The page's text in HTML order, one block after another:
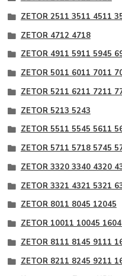
ZETOR 2511 3511 4511
ZETOR 4712 4718
ZETOR 4911 5911 5945
ZETOR 5011 6011 7011
ZETOR 5211 6211 7211
ZETOR 5213 5243
ZETOR 5511 5545 5611
ZETOR 5711 5718 5745
ZETOR 3320 3340 4320
ZETOR 3321 4321 5321
ZETOR 8011 8045 12045
ZETOR 10011 10045
ZETOR 8111 8145 9111
ZETOR 8211 8245 9211